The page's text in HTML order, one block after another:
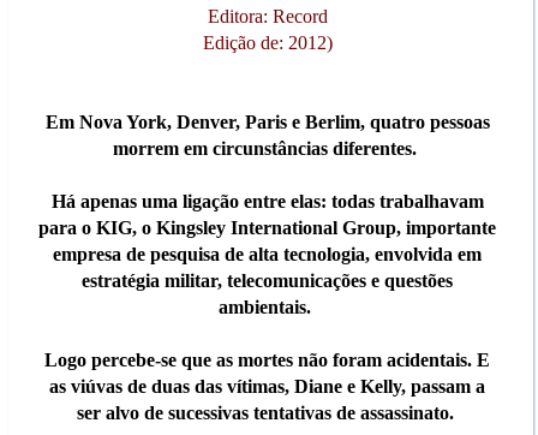
Editora: Record
Edição de: 2012)
Em Nova York, Denver, Paris e Berlim, quatro pessoas
morrem em circunstâncias diferentes.
Há apenas uma ligação entre elas: todas trabalhavam
para o KIG, o Kingsley International Group, importante
empresa de pesquisa de alta tecnologia, envolvida em
estratégia militar, telecomunicações e questões
ambientais.
Logo percebe-se que as mortes não foram acidentais. E
as viúvas de duas das vítimas, Diane e Kelly, passam a
ser alvo de sucessivas tentativas de assassinato.